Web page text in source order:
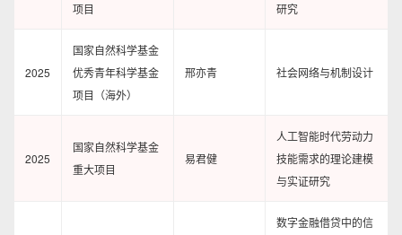
项⽬
研究
2025
国家自然科学基金
优秀青年科学基金
项目（海外）
邢亦青 社会网络与机制设计
2025
国家自然科学基金
重大项目
易君健
人工智能时代劳动力
技能需求的理论建模
与实证研究
数字金融借贷中的信